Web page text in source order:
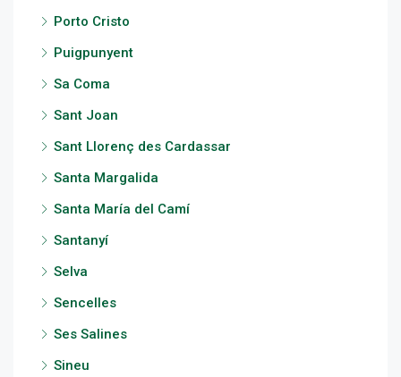
Porto Cristo
Puigpunyent
Sa Coma
Sant Joan
Sant Llorenç des Cardassar
Santa Margalida
Santa María del Camí
Santanyí
Selva
Sencelles
Ses Salines
Sineu